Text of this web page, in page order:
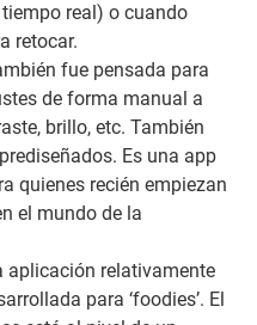
real) o cuando
retocar.
fue pensada para
de forma manual a
brillo, etc. También
Es una app
quienes recién empiezan
el mundo de la
aplicación relativamente
para ‘foodies’. El